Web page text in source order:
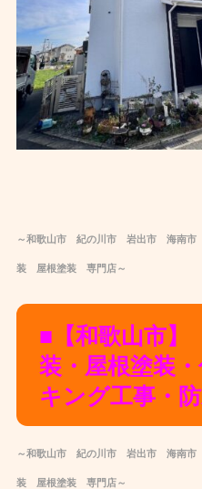
～和歌山市 紀の川市 岩出市 海南
装 屋根塗装 専門店～
■【和歌山市
装・屋根塗装
キング工事・
～和歌山市 紀の川市 岩出市 海南
装 屋根塗装 専門店～